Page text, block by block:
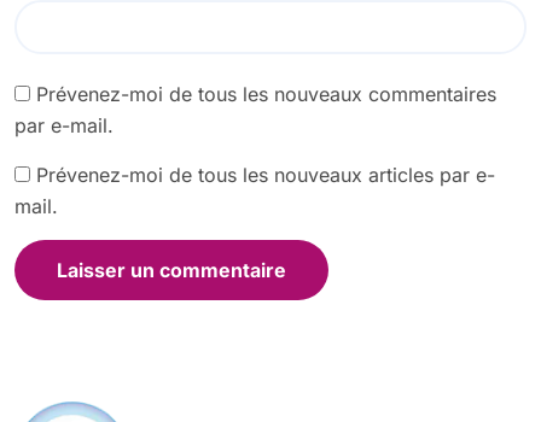
Prévenez-moi de tous les nouveaux commentaires
par e-mail.
Prévenez-moi de tous les nouveaux articles par e-
mail.